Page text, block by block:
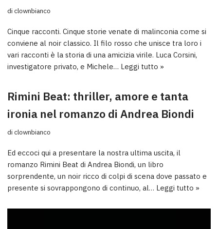
di clownbianco
Cinque racconti. Cinque storie venate di malinconia come si
conviene al noir classico. Il filo rosso che unisce tra loro i
vari racconti è la storia di una amicizia virile. Luca Corsini,
investigatore privato, e Michele… Leggi tutto »
Rimini Beat: thriller, amore e tanta
ironia nel romanzo di Andrea Biondi
di clownbianco
Ed eccoci qui a presentare la nostra ultima uscita, il
romanzo Rimini Beat di Andrea Biondi, un libro
sorprendente, un noir ricco di colpi di scena dove passato e
presente si sovrappongono di continuo, al… Leggi tutto »